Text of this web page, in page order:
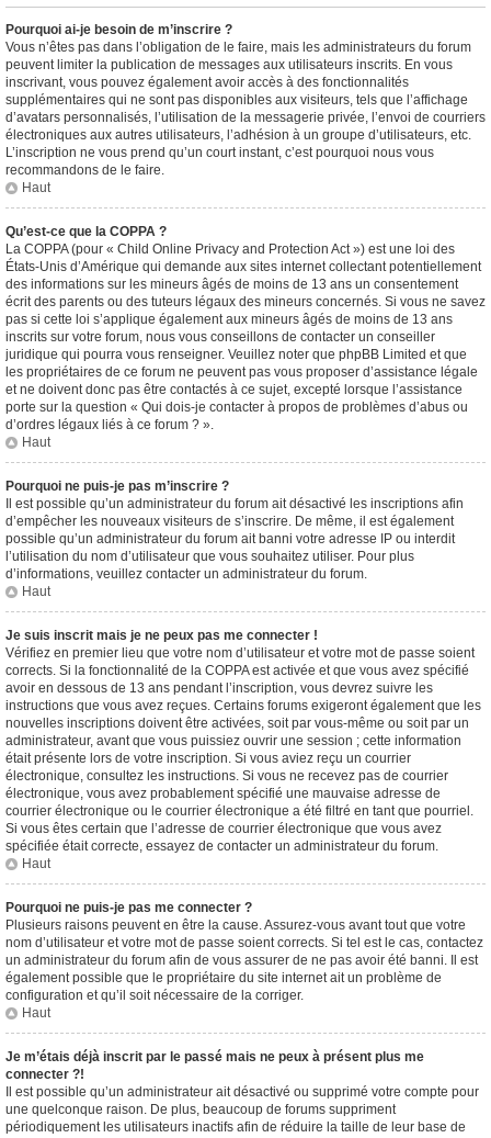
Pourquoi ai-je besoin de m’inscrire ?
Vous n’êtes pas dans l’obligation de le faire, mais les administrateurs du forum
peuvent limiter la publication de messages aux utilisateurs inscrits. En vous
inscrivant, vous pouvez également avoir accès à des fonctionnalités
supplémentaires qui ne sont pas disponibles aux visiteurs, tels que l’affichage
d’avatars personnalisés, l’utilisation de la messagerie privée, l’envoi de courriers
électroniques aux autres utilisateurs, l’adhésion à un groupe d’utilisateurs, etc.
L’inscription ne vous prend qu’un court instant, c’est pourquoi nous vous
recommandons de le faire.
Haut
Qu’est-ce que la COPPA ?
La COPPA (pour « Child Online Privacy and Protection Act ») est une loi des
États-Unis d’Amérique qui demande aux sites internet collectant potentiellement
des informations sur les mineurs âgés de moins de 13 ans un consentement
écrit des parents ou des tuteurs légaux des mineurs concernés. Si vous ne savez
pas si cette loi s’applique également aux mineurs âgés de moins de 13 ans
inscrits sur votre forum, nous vous conseillons de contacter un conseiller
juridique qui pourra vous renseigner. Veuillez noter que phpBB Limited et que
les propriétaires de ce forum ne peuvent pas vous proposer d’assistance légale
et ne doivent donc pas être contactés à ce sujet, excepté lorsque l’assistance
porte sur la question « Qui dois-je contacter à propos de problèmes d’abus ou
d’ordres légaux liés à ce forum ? ».
Haut
Pourquoi ne puis-je pas m’inscrire ?
Il est possible qu’un administrateur du forum ait désactivé les inscriptions afin
d’empêcher les nouveaux visiteurs de s’inscrire. De même, il est également
possible qu’un administrateur du forum ait banni votre adresse IP ou interdit
l’utilisation du nom d’utilisateur que vous souhaitez utiliser. Pour plus
d’informations, veuillez contacter un administrateur du forum.
Haut
Je suis inscrit mais je ne peux pas me connecter !
Vérifiez en premier lieu que votre nom d’utilisateur et votre mot de passe soient
corrects. Si la fonctionnalité de la COPPA est activée et que vous avez spécifié
avoir en dessous de 13 ans pendant l’inscription, vous devrez suivre les
instructions que vous avez reçues. Certains forums exigeront également que les
nouvelles inscriptions doivent être activées, soit par vous-même ou soit par un
administrateur, avant que vous puissiez ouvrir une session ; cette information
était présente lors de votre inscription. Si vous aviez reçu un courrier
électronique, consultez les instructions. Si vous ne recevez pas de courrier
électronique, vous avez probablement spécifié une mauvaise adresse de
courrier électronique ou le courrier électronique a été filtré en tant que pourriel.
Si vous êtes certain que l’adresse de courrier électronique que vous avez
spécifiée était correcte, essayez de contacter un administrateur du forum.
Haut
Pourquoi ne puis-je pas me connecter ?
Plusieurs raisons peuvent en être la cause. Assurez-vous avant tout que votre
nom d’utilisateur et votre mot de passe soient corrects. Si tel est le cas, contactez
un administrateur du forum afin de vous assurer de ne pas avoir été banni. Il est
également possible que le propriétaire du site internet ait un problème de
configuration et qu’il soit nécessaire de la corriger.
Haut
Je m’étais déjà inscrit par le passé mais ne peux à présent plus me
connecter ?!
Il est possible qu’un administrateur ait désactivé ou supprimé votre compte pour
une quelconque raison. De plus, beaucoup de forums suppriment
périodiquement les utilisateurs inactifs afin de réduire la taille de leur base de